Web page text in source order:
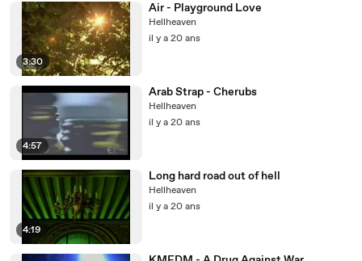
3:30
Air - Playground Love
Hellheaven
il y a 20 ans
4:57
Arab Strap - Cherubs
Hellheaven
il y a 20 ans
4:19
Long hard road out of hell
Hellheaven
il y a 20 ans